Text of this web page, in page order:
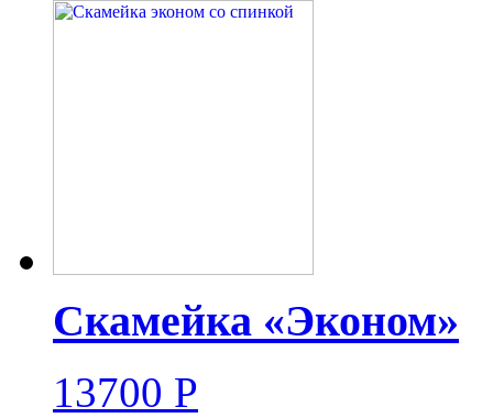
Скамейка «Эконом»
13700 Р